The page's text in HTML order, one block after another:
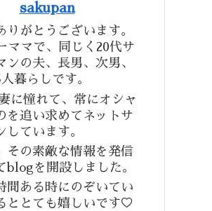
sakupan
りがとうございます。
ママで、同じく20代サ
ンの夫、長男、次男、
暮らしです。
に憧れて、常にオシャ
を追い求めてネットサ
しています。
その素敵な情報を発信
blogを開設しました。
間ある時にのぞいてい
ととても嬉しいです♡